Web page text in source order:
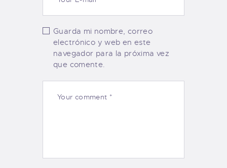
Guarda mi nombre, correo
electrónico y web en este
navegador para la próxima vez
que comente.